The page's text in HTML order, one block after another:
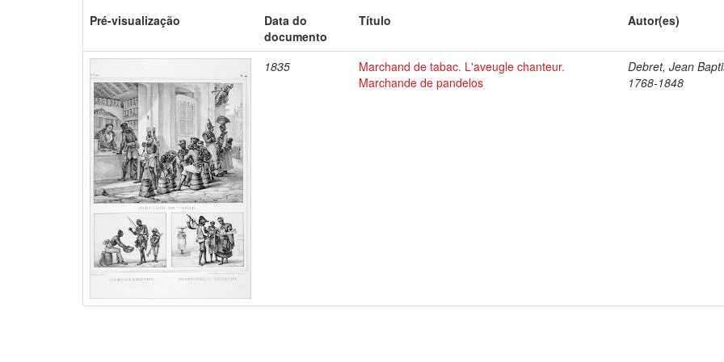
Pré-visualização
Data do
documento
Título Autor(es)
1835
Marchand de tabac. L'aveugle chanteur.
Marchande de pandelos
Debret, Jean
1768-1848